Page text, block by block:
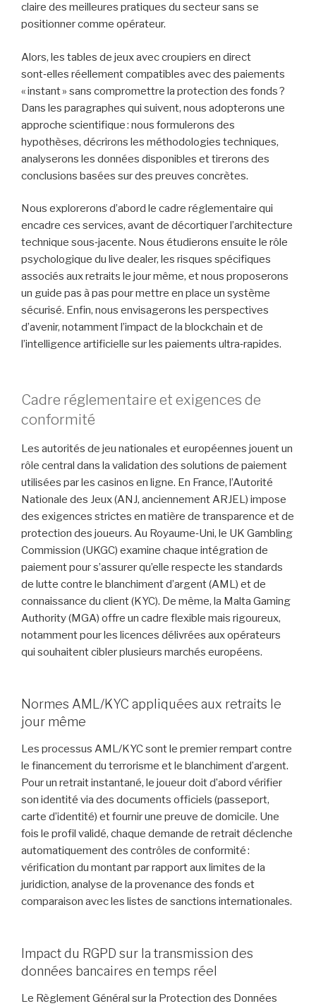
claire des meilleures pratiques du secteur sans se
positionner comme opérateur.
Alors, les tables de jeux avec croupiers en direct
sont‑elles réellement compatibles avec des paiements
« instant » sans compromettre la protection des fonds ?
Dans les paragraphes qui suivent, nous adopterons une
approche scientifique : nous formulerons des
hypothèses, décrirons les méthodologies techniques,
analyserons les données disponibles et tirerons des
conclusions basées sur des preuves concrètes.
Nous explorerons d’abord le cadre réglementaire qui
encadre ces services, avant de décortiquer l’architecture
technique sous‑jacente. Nous étudierons ensuite le rôle
psychologique du live dealer, les risques spécifiques
associés aux retraits le jour même, et nous proposerons
un guide pas à pas pour mettre en place un système
sécurisé. Enfin, nous envisagerons les perspectives
d’avenir, notamment l’impact de la blockchain et de
l’intelligence artificielle sur les paiements ultra‑rapides.
Cadre réglementaire et exigences de
conformité
Les autorités de jeu nationales et européennes jouent un
rôle central dans la validation des solutions de paiement
utilisées par les casinos en ligne. En France, l’Autorité
Nationale des Jeux (ANJ, anciennement ARJEL) impose
des exigences strictes en matière de transparence et de
protection des joueurs. Au Royaume‑Uni, le UK Gambling
Commission (UKGC) examine chaque intégration de
paiement pour s’assurer qu’elle respecte les standards
de lutte contre le blanchiment d’argent (AML) et de
connaissance du client (KYC). De même, la Malta Gaming
Authority (MGA) offre un cadre flexible mais rigoureux,
notamment pour les licences délivrées aux opérateurs
qui souhaitent cibler plusieurs marchés européens.
Normes AML/KYC appliquées aux retraits le
jour même
Les processus AML/KYC sont le premier rempart contre
le financement du terrorisme et le blanchiment d’argent.
Pour un retrait instantané, le joueur doit d’abord vérifier
son identité via des documents officiels (passeport,
carte d’identité) et fournir une preuve de domicile. Une
fois le profil validé, chaque demande de retrait déclenche
automatiquement des contrôles de conformité :
vérification du montant par rapport aux limites de la
juridiction, analyse de la provenance des fonds et
comparaison avec les listes de sanctions internationales.
Impact du RGPD sur la transmission des
données bancaires en temps réel
Le Règlement Général sur la Protection des Données